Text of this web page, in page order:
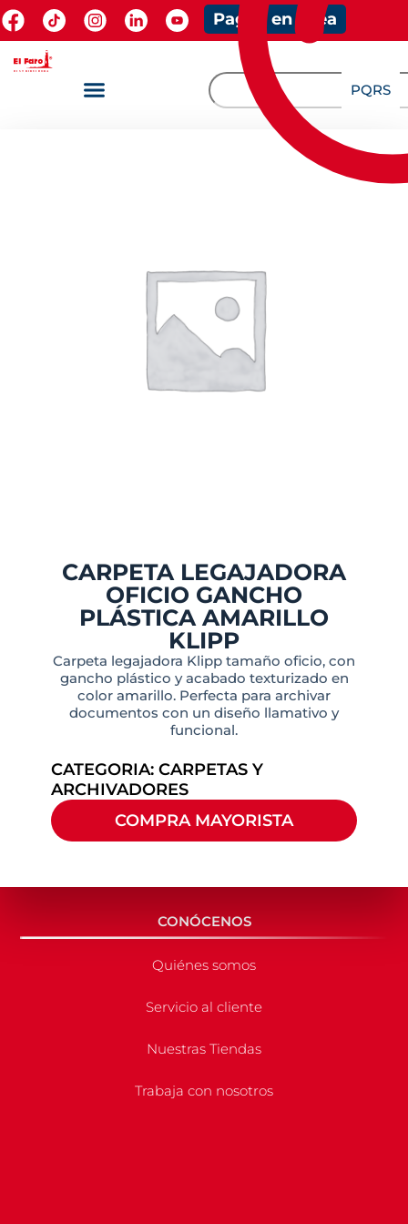
Pagos en línea
PQRS
CARPETA LEGAJADORA
OFICIO GANCHO
PLÁSTICA AMARILLO
KLIPP
Carpeta legajadora Klipp tamaño oficio, con
gancho plástico y acabado texturizado en
color amarillo. Perfecta para archivar
documentos con un diseño llamativo y
funcional.
CATEGORIA: CARPETAS Y
ARCHIVADORES
COMPRA MAYORISTA
CONÓCENOS
Quiénes somos
Servicio al cliente
Nuestras Tiendas
Trabaja con nosotros